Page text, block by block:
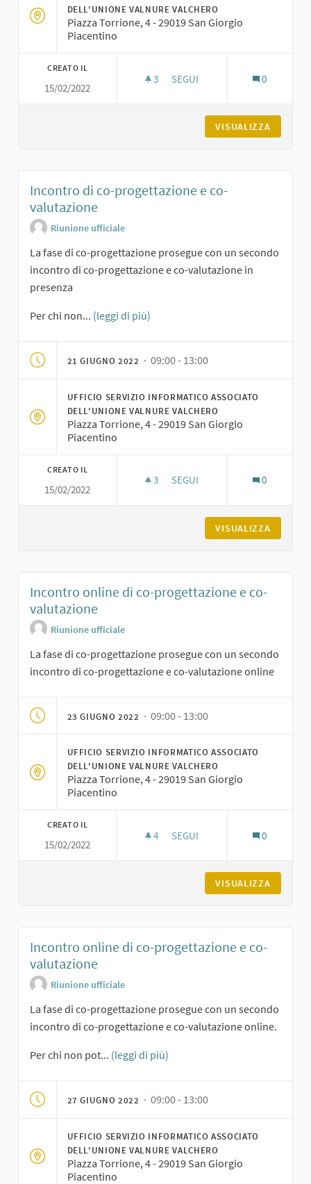
DELL'UNIONE VALNURE VALCHERO
Piazza Torrione, 4 - 29019 San Giorgio
Piacentino
CREATO IL
15/02/2022
3 3 SOSTENITORI
SEGUI 0
VISUALIZZA
Incontro di co-progettazione e co-
valutazione
Riunione ufficiale
La fase di co-progettazione prosegue con un secondo
incontro di co-progettazione e co-valutazione in
presenza
Per chi non... (leggi di più)
21 GIUGNO 2022 · 09:00 - 13:00
UFFICIO SERVIZIO INFORMATICO ASSOCIATO
DELL'UNIONE VALNURE VALCHERO
Piazza Torrione, 4 - 29019 San Giorgio
Piacentino
CREATO IL
15/02/2022
3 3 SOSTENITORI
SEGUI 0
VISUALIZZA
Incontro online di co-progettazione e co-
valutazione
Riunione ufficiale
La fase di co-progettazione prosegue con un secondo
incontro di co-progettazione e co-valutazione online
23 GIUGNO 2022 · 09:00 - 13:00
UFFICIO SERVIZIO INFORMATICO ASSOCIATO
DELL'UNIONE VALNURE VALCHERO
Piazza Torrione, 4 - 29019 San Giorgio
Piacentino
CREATO IL
15/02/2022
4 4 SOSTENITORI
SEGUI 0
VISUALIZZA
Incontro online di co-progettazione e co-
valutazione
Riunione ufficiale
La fase di co-progettazione prosegue con un secondo
incontro di co-progettazione e co-valutazione online.
Per chi non pot... (leggi di più)
27 GIUGNO 2022 · 09:00 - 13:00
UFFICIO SERVIZIO INFORMATICO ASSOCIATO
DELL'UNIONE VALNURE VALCHERO
Piazza Torrione, 4 - 29019 San Giorgio
Piacentino